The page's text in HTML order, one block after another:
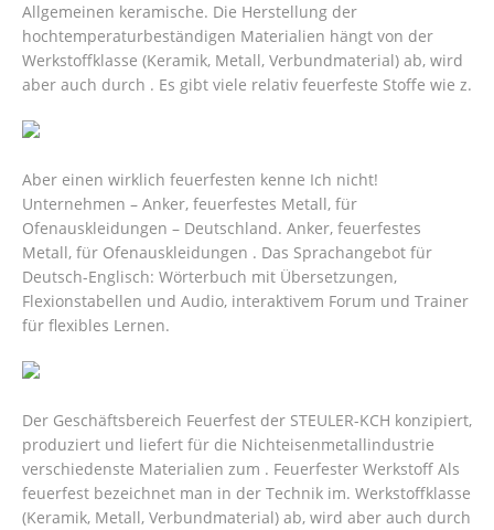
Allgemeinen keramische. Die Herstellung der
hochtemperaturbeständigen Materialien hängt von der
Werkstoffklasse (Keramik, Metall, Verbundmaterial) ab, wird
aber auch durch . Es gibt viele relativ feuerfeste Stoffe wie z.
Aber einen wirklich feuerfesten kenne Ich nicht!
Unternehmen – Anker, feuerfestes Metall, für
Ofenauskleidungen – Deutschland. Anker, feuerfestes
Metall, für Ofenauskleidungen . Das Sprachangebot für
Deutsch-Englisch: Wörterbuch mit Übersetzungen,
Flexionstabellen und Audio, interaktivem Forum und Trainer
für flexibles Lernen.
Der Geschäftsbereich Feuerfest der STEULER-KCH konzipiert,
produziert und liefert für die Nichteisenmetallindustrie
verschiedenste Materialien zum . Feuerfester Werkstoff Als
feuerfest bezeichnet man in der Technik im. Werkstoffklasse
(Keramik, Metall, Verbundmaterial) ab, wird aber auch durch